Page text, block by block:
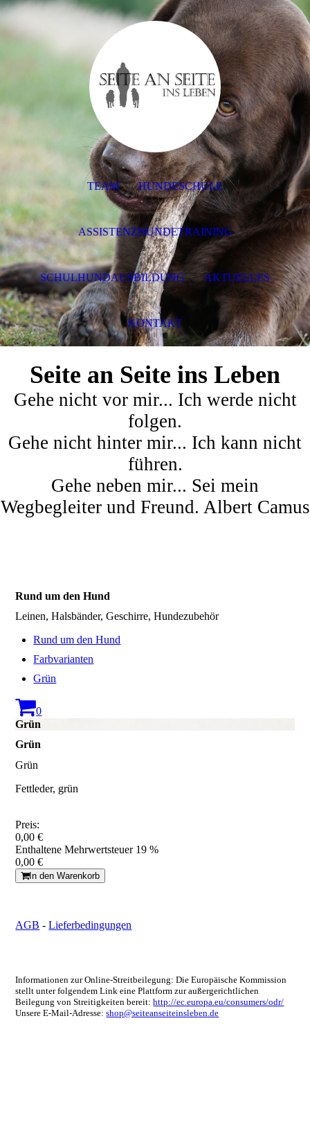
Seite an Seite ins Leben
Gehe nicht vor mir... Ich werde nicht
folgen.
Gehe nicht hinter mir... Ich kann nicht
führen.
Gehe neben mir... Sei mein
Wegbegleiter und Freund. Albert Camus
Rund um den Hund
Leinen, Halsbänder, Geschirre, Hundezubehör
Rund um den Hund
Farbvarianten
Grün
0
Grün
Grün
Grün
Fettleder, grün
Preis:
0,00 €
Enthaltene Mehrwertsteuer 19 %
0,00 €
In den Warenkorb
AGB -Lieferbedingungen
Informationen zur Online-Streitbeilegung: Die Europäische Kommission
stellt unter folgendem Link eine Plattform zur außergerichtlichen
Beilegung von Streitigkeiten bereit:http://ec.europa.eu/consumers/odr/
Unsere E-Mail-Adresse:shop@seiteanseiteinsleben.de
TEAM HUNDESCHULE
ASSISTENZHUNDETRAINING
SCHULHUNDAUSBILDUNG AKTUELLES
KONTAKT